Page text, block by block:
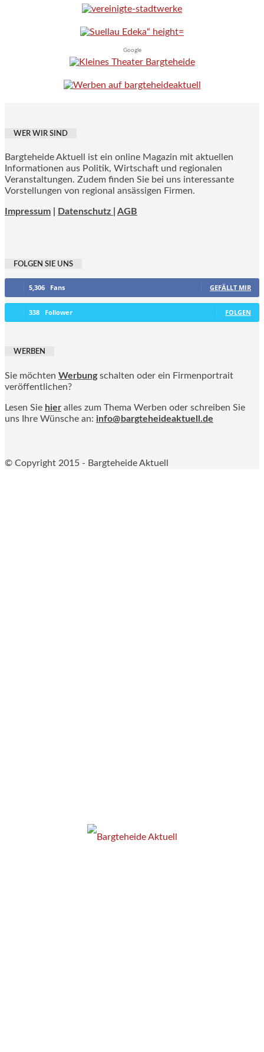
Google
WER WIR SIND
Bargteheide Aktuell ist ein online Magazin mit aktuellen
Informationen aus Politik, Wirtschaft und regionalen
Veranstaltungen. Zudem finden Sie bei uns interessante
Vorstellungen von regional ansässigen Firmen.
Impressum Datenschutz | AGB
FOLGEN SIE UNS
5,306 Fans GEFÄLLT MIR
338 Follower FOLGEN
WERBEN
Sie möchten Werbung schalten oder ein Firmenportrait
veröffentlichen?
Lesen Sie hier alles zum Thema Werben oder schreiben Sie
uns Ihre Wünsche an: info@bargteheideaktuell.de
© Copyright 2015 - Bargteheide Aktuell